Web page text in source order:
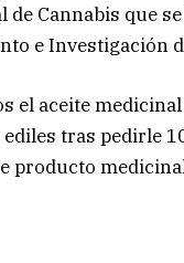
de Cannabis que
e Investigación
el aceite
tras pedirle
producto